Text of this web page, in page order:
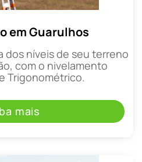
em Guarulhos
dos níveis de seu terreno
com o nivelamento
Trigonométrico.
mais